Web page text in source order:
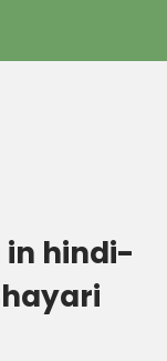
in hindi-